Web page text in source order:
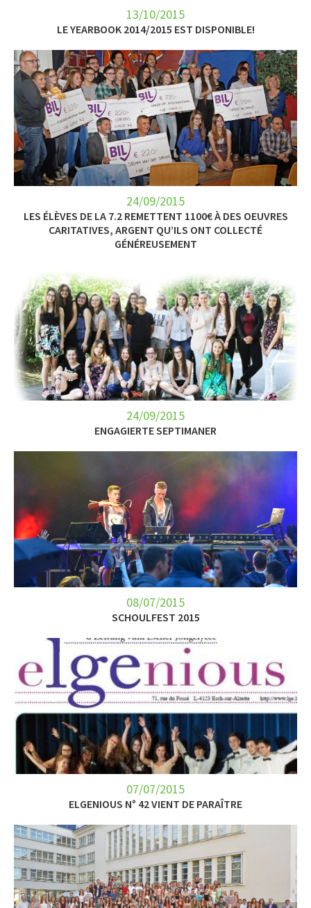
13/10/2015
LE YEARBOOK 2014/2015 EST DISPONIBLE!
24/09/2015
LES ÉLÈVES DE LA 7.2 REMETTENT 1100€ À DES OEUVRES
CARITATIVES, ARGENT QU’ILS ONT COLLECTÉ
GÉNÉREUSEMENT
24/09/2015
ENGAGIERTE SEPTIMANER
08/07/2015
SCHOULFEST 2015
07/07/2015
ELGENIOUS N° 42 VIENT DE PARAÎTRE